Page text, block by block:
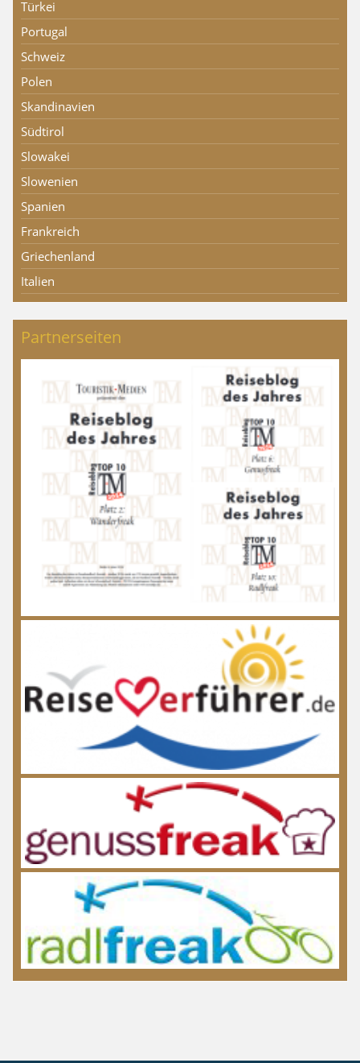
Türkei
Portugal
Schweiz
Polen
Skandinavien
Südtirol
Slowakei
Slowenien
Spanien
Frankreich
Griechenland
Italien
Partnerseiten